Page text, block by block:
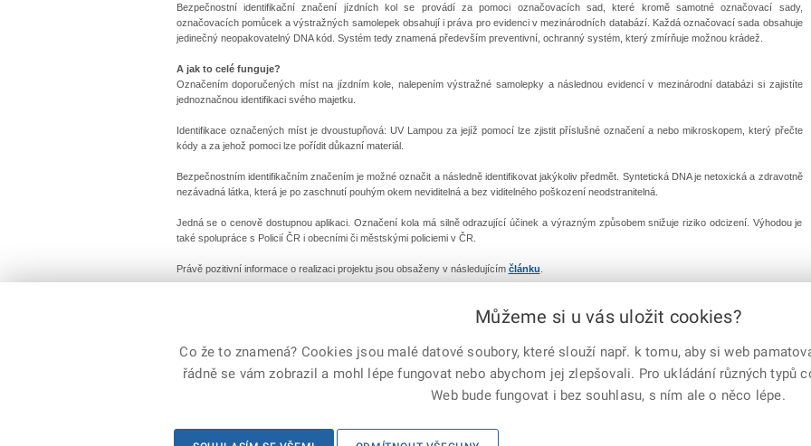
Bezpečnostní identifikační značení jízdních kol se provádí za pomoci označovacích sad, které kromě samotné označovací sady,
označovacích pomůcek a výstražných samolepek obsahují i práva pro evidenci v mezinárodních databází. Každá označovací sada obsahuje
jedinečný neopakovatelný DNA kód. Systém tedy znamená především preventivní, ochranný systém, který zmírňuje možnou krádež.
A jak to celé funguje?
Označením doporučených míst na jízdním kole, nalepením výstražné samolepky a následnou evidencí v mezinárodní databázi si zajistíte
jednoznačnou identifikaci svého majetku.
Identifikace označených míst je dvoustupňová: UV Lampou za jejíž pomocí lze zjistit příslušné označení a nebo mikroskopem, který přečte
kódy a za jehož pomoci lze pořídit důkazní materiál.
Bezpečnostním identifikačním značením je možné označit a následně identifikovat jakýkoliv předmět. Syntetická DNA je netoxická a zdravotně
nezávadná látka, která je po zaschnutí pouhým okem neviditelná a bez viditelného poškození neodstranitelná.
Jedná se o cenově dostupnou aplikaci. Označení kola má silně odrazující účinek a výrazným způsobem snižuje riziko odcizení. Výhodou je
také spolupráce s Policií ČR i obecními či městskými policiemi v ČR.
Právě pozitivní informace o realizaci projektu jsou obsaženy v následujícím článku
Informuje: JUDr. Tomáš Koníček z odboru prevence kriminality, tel.: 974 833 217, E-mail: tomas.konicek@mvcr.cz
vytisknout
Corp.
Facebook
© 2026 Ministerstvo vnitra České republiky, všechna práva vyhrazena
Můžeme si u vás uložit cookies?
Co že to znamená? Cookies jsou malé datové soubory, které slouží např. k tomu, aby si web
řádně se vám zobrazil a mohl lépe fungovat nebo abychom jej zlepšovali. Pro ukládání různých typů
Web bude fungovat i bez souhlasu, s ním ale o něco lépe.